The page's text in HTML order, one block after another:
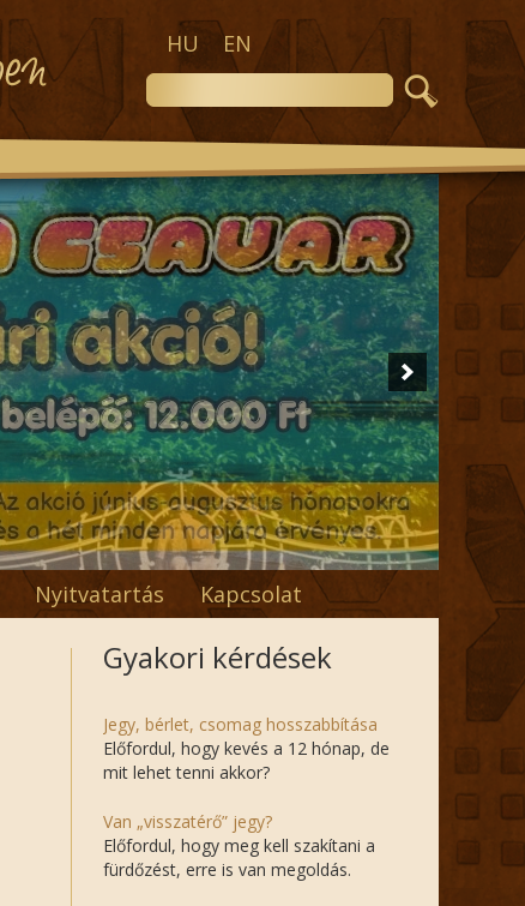
HU EN
Nyitvatartás Kapcsolat
Gyakori kérdések
Jegy, bérlet, csomag hosszabbítása
Előfordul, hogy kevés a 12 hónap, de
mit lehet tenni akkor?
Van „visszatérő” jegy?
Előfordul, hogy meg kell szakítani a
fürdőzést, erre is van megoldás.